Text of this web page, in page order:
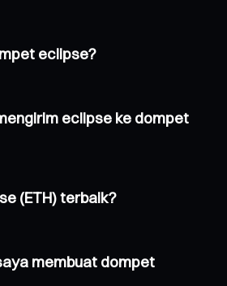
eclipse?
eclipse ke dompet
(ETH) terbaik?
membuat dompet